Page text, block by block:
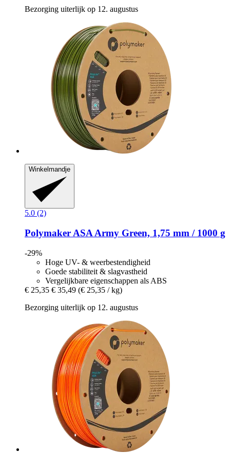
Bezorging uiterlijk op 12. augustus
Winkelmandje
5.0 (2)
Polymaker ASA Army Green, 1,75 mm / 1000 g
-29%
Hoge UV- & weerbestendigheid
Goede stabiliteit & slagvastheid
Vergelijkbare eigenschappen als ABS
€ 25,35 € 35,49 (€ 25,35 / kg)
Bezorging uiterlijk op 12. augustus